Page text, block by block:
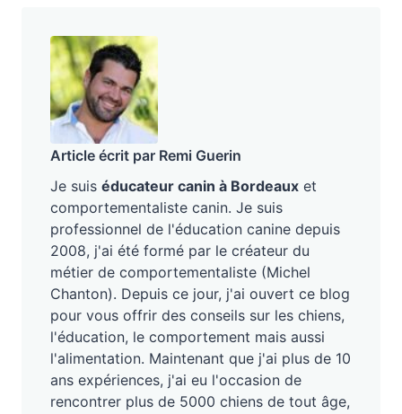
Article écrit par Remi Guerin
Je suis éducateur canin à Bordeaux et
comportementaliste canin. Je suis
professionnel de l'éducation canine depuis
2008, j'ai été formé par le créateur du
métier de comportementaliste (Michel
Chanton). Depuis ce jour, j'ai ouvert ce blog
pour vous offrir des conseils sur les chiens,
l'éducation, le comportement mais aussi
l'alimentation. Maintenant que j'ai plus de 10
ans expériences, j'ai eu l'occasion de
rencontrer plus de 5000 chiens de tout âge,